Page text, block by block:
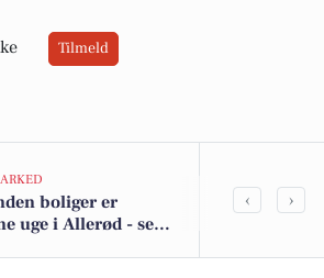
Tilmeld
boliger er
uge i Allerød - se
Top 6 over
‹ ›